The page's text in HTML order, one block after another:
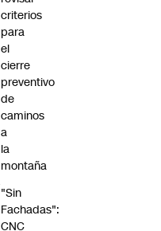
criterios
para
el
cierre
preventivo
de
caminos
a
la
montaña
"Sin
Fachadas":
CNC